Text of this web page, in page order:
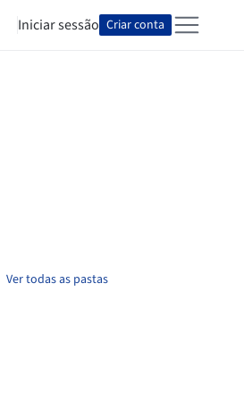
Iniciar sessão Criar conta
Ver todas as pastas